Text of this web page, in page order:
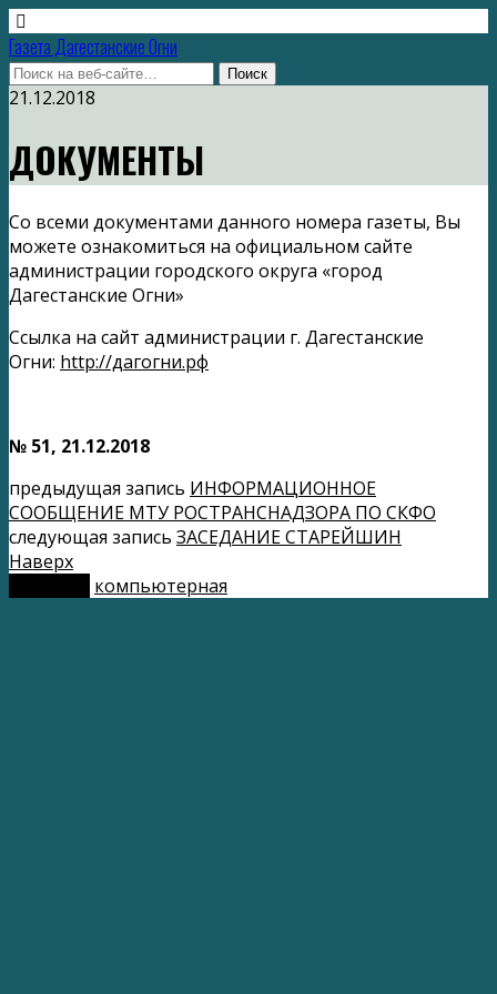
Газета Дагестанские Огни
21.12.2018
ДОКУМЕНТЫ
Со всеми документами данного номера газеты, Вы
можете ознакомиться на официальном сайте
администрации городского округа «город
Дагестанские Огни»
Ссылка на сайт администрации г. Дагестанские
Огни: http://дагогни.рф
№ 51, 21.12.2018
предыдущая запись ИНФОРМАЦИОННОЕ
СООБЩЕНИЕ МТУ РОСТРАНСНАДЗОРА ПО СКФО
следующая запись ЗАСЕДАНИЕ СТАРЕЙШИН
Наверх
компьютерная